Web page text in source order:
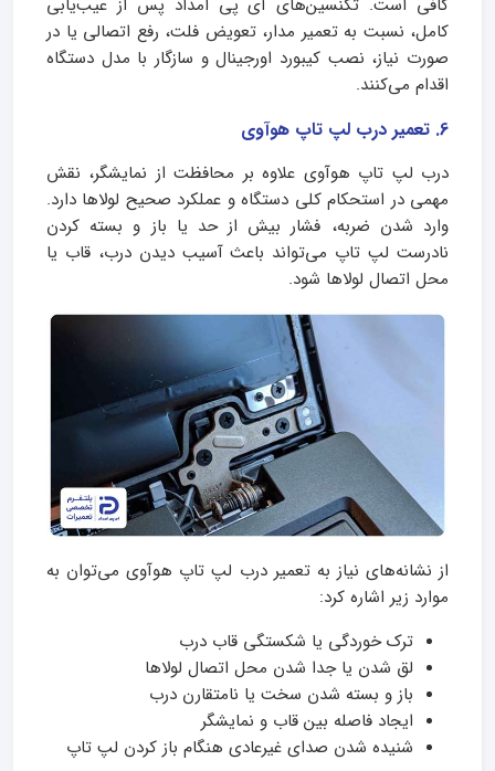
کافی است. تکنسین‌های آی پی امداد پس از عیب‌یابی
کامل، نسبت به تعمیر مدار، تعویض فلت، رفع اتصالی یا در
صورت نیاز، نصب کیبورد اورجینال و سازگار با مدل دستگاه
اقدام می‌کنند.
6. تعمیر درب لپ تاپ هوآوی
درب لپ تاپ هوآوی علاوه بر محافظت از نمایشگر، نقش
مهمی در استحکام کلی دستگاه و عملکرد صحیح لولاها دارد.
وارد شدن ضربه، فشار بیش از حد یا باز و بسته کردن
نادرست لپ تاپ می‌تواند باعث آسیب دیدن درب، قاب یا
محل اتصال لولاها شود.
از نشانه‌های نیاز به تعمیر درب لپ تاپ هوآوی می‌توان به
موارد زیر اشاره کرد:
ترک خوردگی یا شکستگی قاب درب
لق شدن یا جدا شدن محل اتصال لولاها
باز و بسته شدن سخت یا نامتقارن درب
ایجاد فاصله بین قاب و نمایشگر
شنیده شدن صدای غیرعادی هنگام باز کردن لپ تاپ